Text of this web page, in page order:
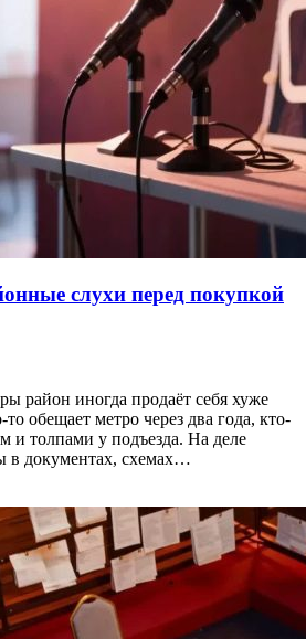
слухи перед покупкой
район иногда продаёт себя хуже
обещает метро через два года, кто-
и толпами у подъезда. На деле
в документах, схемах…